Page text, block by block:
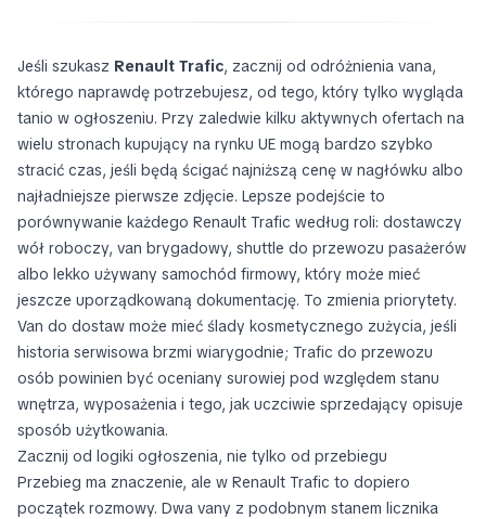
Jeśli szukasz Renault Trafic, zacznij od odróżnienia vana,
którego naprawdę potrzebujesz, od tego, który tylko wygląda
tanio w ogłoszeniu. Przy zaledwie kilku aktywnych ofertach na
wielu stronach kupujący na rynku UE mogą bardzo szybko
stracić czas, jeśli będą ścigać najniższą cenę w nagłówku albo
najładniejsze pierwsze zdjęcie. Lepsze podejście to
porównywanie każdego Renault Trafic według roli: dostawczy
wół roboczy, van brygadowy, shuttle do przewozu pasażerów
albo lekko używany samochód firmowy, który może mieć
jeszcze uporządkowaną dokumentację. To zmienia priorytety.
Van do dostaw może mieć ślady kosmetycznego zużycia, jeśli
historia serwisowa brzmi wiarygodnie; Trafic do przewozu
osób powinien być oceniany surowiej pod względem stanu
wnętrza, wyposażenia i tego, jak uczciwie sprzedający opisuje
sposób użytkowania.
Zacznij od logiki ogłoszenia, nie tylko od przebiegu
Przebieg ma znaczenie, ale w Renault Trafic to dopiero
początek rozmowy. Dwa vany z podobnym stanem licznika